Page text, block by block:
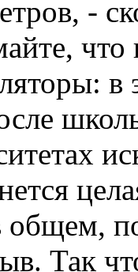
-
общем,
Так